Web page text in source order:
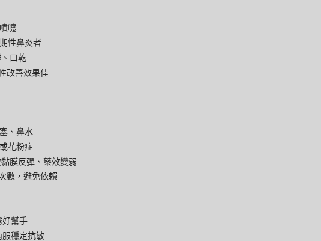
嚏
性鼻炎者
口乾
改善效果佳
、鼻水
花粉症
膜反彈、藥效變弱
數，避免依賴
好幫手
服穩定抗敏